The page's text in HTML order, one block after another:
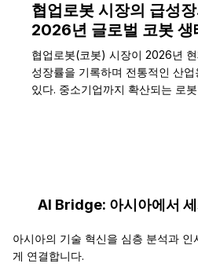
협업로봇 시장의 급성
2026년 글로벌 코봇 생
협업로봇(코봇) 시장이 2026년
성장률을 기록하며 전통적인 산
있다. 중소기업까지 확산되는 로
AI Bridge: 아시아에서
아시아의 기술 혁신을 심층 분석과
게 연결합니다.